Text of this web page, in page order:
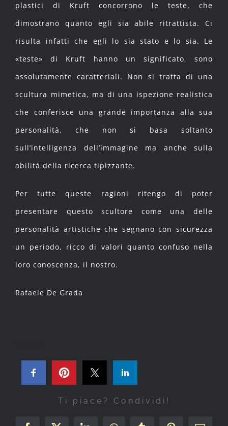
plastici di Kruft concorrono le teste, che
dimostrano quanto egli sia abile ritrattista. Ci
risulta infatti che egli lo sia stato e lo sia. Le
«teste» di Kruft hanno un significato, sono
assolutamente caratteriali. Non si tratta di una
scultura mimetica, ma di una ispezione realistica
che conferisce una grande importanza alla sua
personalità, che non si basa soltanto
sull’intelligenza dell’immagine ma anche sulla
abilità della ricerca tipizzante.
Per tutte queste ragioni ritengo di poter
presentare questo scultore come una delle
personalità artistiche che segnano con sicurezza
un periodo, ricco di valori quanto confuso nella
loro conoscenza, il nostro.
Rafaele De Grada
Ti piace? Condividi!